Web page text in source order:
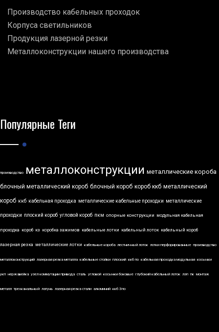
Производство кабельных проходок
Корпуса светильников
Продукция лазерной резки
Металлоконструкции нашего производства
Популярные Теги
производство металлоконструкции металлические короба
блочный металлический короб блочный короб короб ккб металлический
короб ккб кабельная проходка металлические кабельные проходки металлические
проходки плоский короб угловой короб пкм опорные конструкции модульная кабельная
проходка короб кз коробка зажимов кабельные лотки кабельный лоток кабельный короб
лазерная резка металлические лотки кабельные короба лестничный лоток лотки перфорированные производство
металлоконструкций лазерная резка металла кабельные стойки плоский ккб по кабельная проходка модульная косынки
укп нержавейка узел коммутации привода сталь угловой косынки боковые глубокий кабельный лоток лэп пк монтаж
металл трехканальный латунь лазерная резка стали алюминий ккб 3по